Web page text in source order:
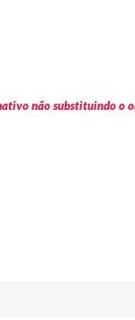
não substituindo o